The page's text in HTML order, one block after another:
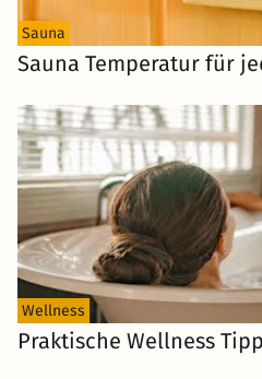
Sauna
Sauna Temperatur für
Wellness
Praktische Wellness